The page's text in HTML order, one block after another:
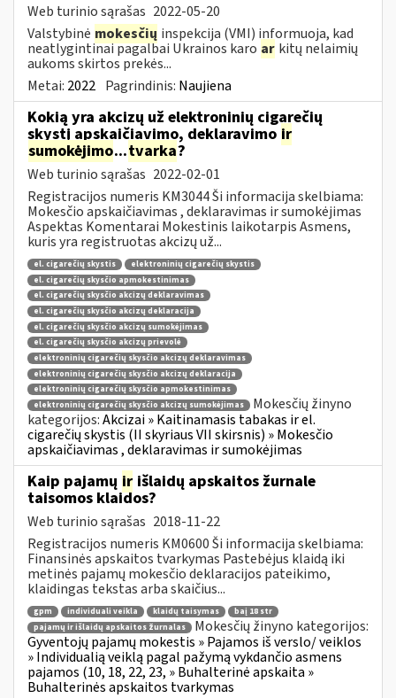
Web turinio sąrašas 2022-05-20
Valstybinė mokesčių inspekcija (VMI) informuoja, kad
neatlygintinai pagalbai Ukrainos karo ar kitų nelaimių
aukoms skirtos prekės...
Metai: 2022 Pagrindinis: Naujiena
Kokią yra akcizų už elektroninių cigarečių
skystį apskaičiavimo, deklaravimo ir
sumokėjimo...tvarka?
Web turinio sąrašas 2022-02-01
Registracijos numeris KM3044 Ši informacija skelbiama:
Mokesčio apskaičiavimas , deklaravimas ir sumokėjimas
Aspektas Komentarai Mokestinis laikotarpis Asmens,
kuris yra registruotas akcizų už...
el. cigarečių skystis
elektroninių cigarečių skystis
el. cigarečių skysčio apmokestinimas
el. cigarečių skysčio akcizų deklaravimas
el. cigarečių skysčio akcizų deklaracija
el. cigarečių skysčio akcizų sumokėjimas
el. cigarečių skysčio akcizų prievolė
elektroninių cigarečių skysčio akcizų deklaravimas
elektroninių cigarečių skysčio akcizų deklaracija
elektroninių cigarečių skysčio apmokestinimas
elektroninių cigarečių skysčio akcizų sumokėjimas
Mokesčių žinyno
kategorijos:Akcizai » Kaitinamasis tabakas ir el.
cigarečių skystis (II skyriaus VII skirsnis) » Mokesčio
apskaičiavimas , deklaravimas ir sumokėjimas
Kaip pajamų ir išlaidų apskaitos žurnale
taisomos klaidos?
Web turinio sąrašas 2018-11-22
Registracijos numeris KM0600 Ši informacija skelbiama:
Finansinės apskaitos tvarkymas Pastebėjus klaidą iki
metinės pajamų mokesčio deklaracijos pateikimo,
klaidingas tekstas arba skaičius...
gpm individuali veikla klaidų taisymas
baį 18 str
pajamų ir išlaidų apskaitos žurnalas
Mokesčių žinyno kategorijos:
Gyventojų pajamų mokestis » Pajamos iš verslo/ veiklos
» Individualią veiklą pagal pažymą vykdančio asmens
pajamos (10, 18, 22, 23, » Buhalterinė apskaita »
Buhalterinės apskaitos tvarkymas